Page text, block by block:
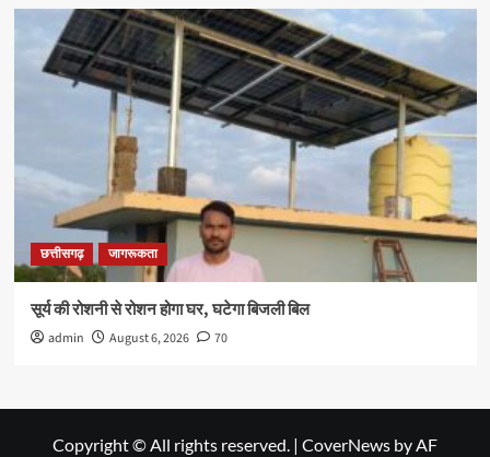
छत्तीसगढ़ जागरूकता
सूर्य की रोशनी से रोशन होगा घर, घटेगा बिजली बिल
admin August 6, 2026 70
Copyright © All rights reserved. | CoverNews by AF